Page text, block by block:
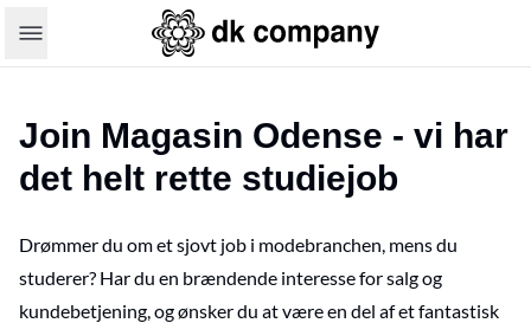
Join Magasin Odense - vi har
det helt rette studiejob
Drømmer du om et sjovt job i modebranchen, mens du
studerer? Har du en brændende interesse for salg og
kundebetjening, og ønsker du at være en del af et fantastisk